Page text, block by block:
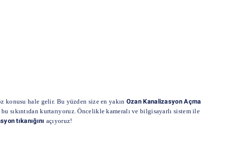
konusu hale gelir. Bu yüzden size en yakın Ozan Kanalizasyon Açma
sıkıntıdan kurtarıyoruz. Öncelikle kameralı ve bilgisayarlı sistem ile
tıkanığını açıyoruz!